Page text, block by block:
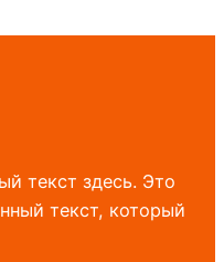
текст здесь. Это
текст, который